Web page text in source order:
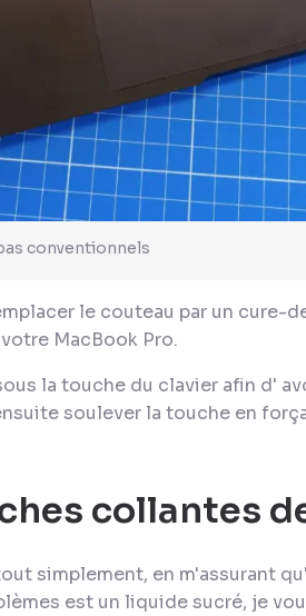
conventionnels
le couteau par un cure-
MacBook Pro.
la touche du clavier afin d'
soulever la touche en
collantes
simplement, en m'assurant
est un liquide sucré, je